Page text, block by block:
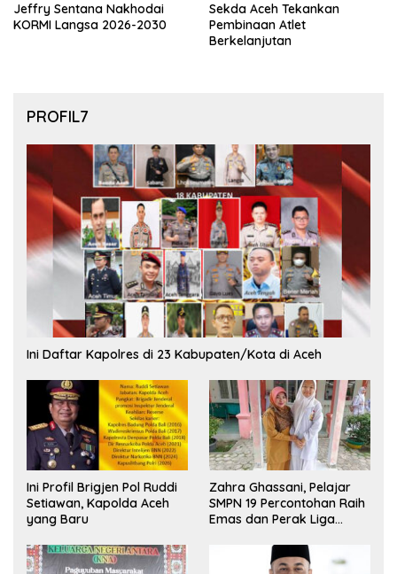
Jeffry Sentana Nakhodai
KORMI Langsa 2026-2030
Sekda Aceh Tekankan
Pembinaan Atlet
Berkelanjutan
PROFIL7
Ini Daftar Kapolres di 23 Kabupaten/Kota di Aceh
Ini Profil Brigjen Pol Ruddi
Setiawan, Kapolda Aceh
yang Baru
Zahra Ghassani, Pelajar
SMPN 19 Percontohan Raih
Emas dan Perak Liga